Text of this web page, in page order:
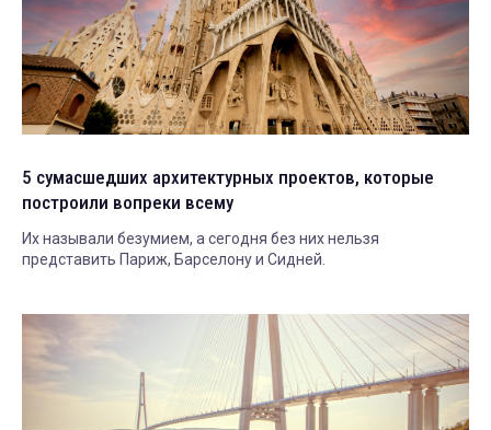
5 сумасшедших архитектурных проектов, которые
построили вопреки всему
Их называли безумием, а сегодня без них нельзя
представить Париж, Барселону и Сидней.